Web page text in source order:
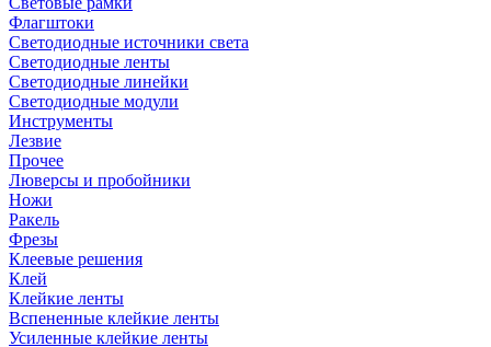
Флагштоки
Светодиодные источники света
Светодиодные ленты
Светодиодные линейки
Светодиодные модули
Инструменты
Лезвие
Прочее
Люверсы и пробойники
Ножи
Ракель
Фрезы
Клеевые решения
Клей
Клейкие ленты
Вспененные клейкие ленты
Усиленные клейкие ленты